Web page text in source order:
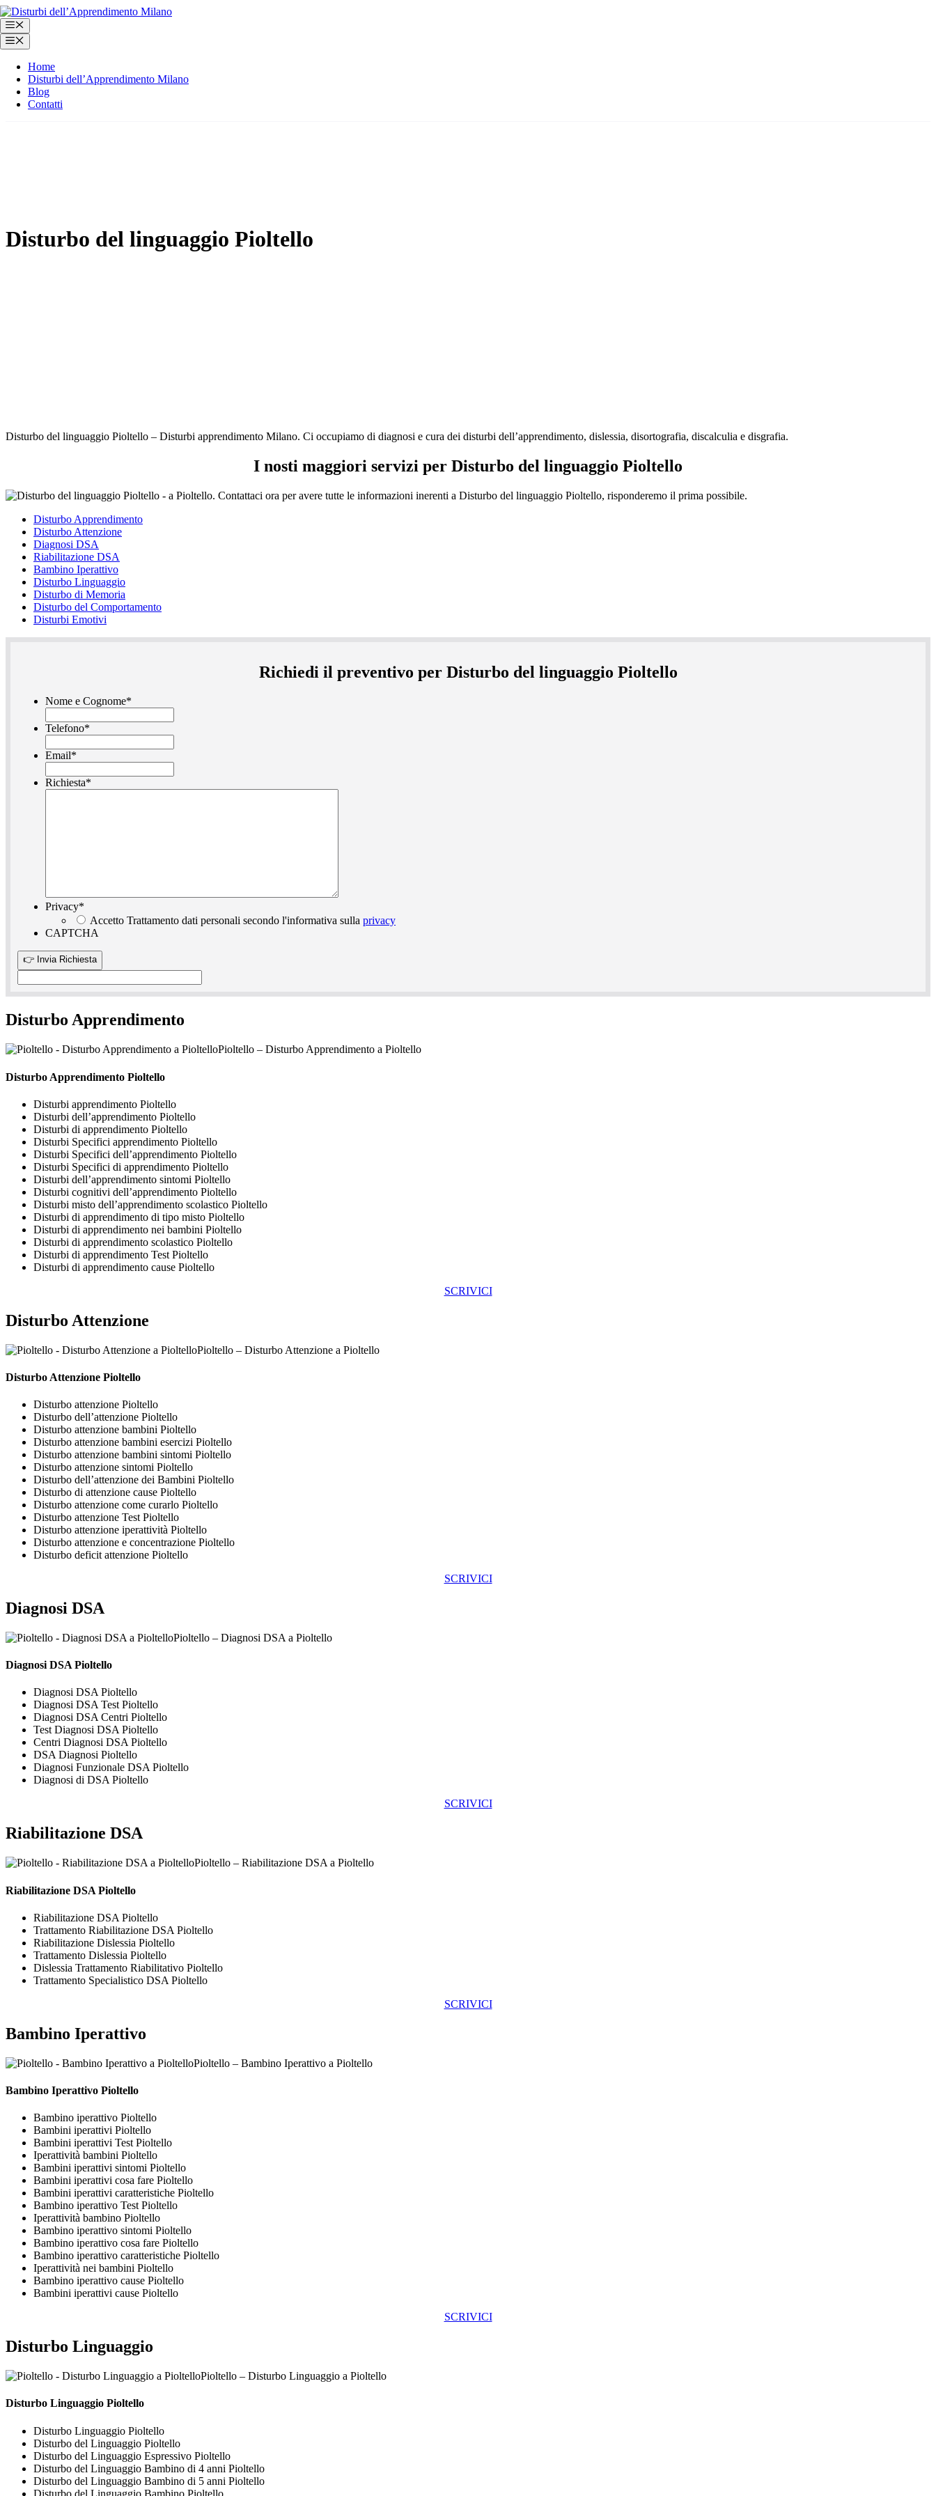
Vai
al
contenuto
Menu
Menu
Home
Disturbi dell’Apprendimento Milano
Blog
Contatti
Disturbo del linguaggio Pioltello
Disturbo del linguaggio Pioltello – Disturbi apprendimento Milano. Ci occupiamo di diagnosi e cura dei disturbi dell’apprendimento, dislessia, disortografia, discalculia e disgrafia.
I nosti maggiori servizi per Disturbo del linguaggio Pioltello
Disturbo Apprendimento
Disturbo Attenzione
Diagnosi DSA
Riabilitazione DSA
Bambino Iperattivo
Disturbo Linguaggio
Disturbo di Memoria
Disturbo del Comportamento
Disturbi Emotivi
Richiedi il preventivo per Disturbo del linguaggio Pioltello
Nome e Cognome*
Telefono*
Email*
Richiesta*
Privacy*
Accetto Trattamento dati personali secondo l'informativa sulla privacy
CAPTCHA
Disturbo Apprendimento
Pioltello – Disturbo Apprendimento a Pioltello
Disturbo Apprendimento Pioltello
Disturbi apprendimento Pioltello
Disturbi dell’apprendimento Pioltello
Disturbi di apprendimento Pioltello
Disturbi Specifici apprendimento Pioltello
Disturbi Specifici dell’apprendimento Pioltello
Disturbi Specifici di apprendimento Pioltello
Disturbi dell’apprendimento sintomi Pioltello
Disturbi cognitivi dell’apprendimento Pioltello
Disturbi misto dell’apprendimento scolastico Pioltello
Disturbi di apprendimento di tipo misto Pioltello
Disturbi di apprendimento nei bambini Pioltello
Disturbi di apprendimento scolastico Pioltello
Disturbi di apprendimento Test Pioltello
Disturbi di apprendimento cause Pioltello
SCRIVICI
Disturbo Attenzione
Pioltello – Disturbo Attenzione a Pioltello
Disturbo Attenzione Pioltello
Disturbo attenzione Pioltello
Disturbo dell’attenzione Pioltello
Disturbo attenzione bambini Pioltello
Disturbo attenzione bambini esercizi Pioltello
Disturbo attenzione bambini sintomi Pioltello
Disturbo attenzione sintomi Pioltello
Disturbo dell’attenzione dei Bambini Pioltello
Disturbo di attenzione cause Pioltello
Disturbo attenzione come curarlo Pioltello
Disturbo attenzione Test Pioltello
Disturbo attenzione iperattività Pioltello
Disturbo attenzione e concentrazione Pioltello
Disturbo deficit attenzione Pioltello
SCRIVICI
Diagnosi DSA
Pioltello – Diagnosi DSA a Pioltello
Diagnosi DSA Pioltello
Diagnosi DSA Pioltello
Diagnosi DSA Test Pioltello
Diagnosi DSA Centri Pioltello
Test Diagnosi DSA Pioltello
Centri Diagnosi DSA Pioltello
DSA Diagnosi Pioltello
Diagnosi Funzionale DSA Pioltello
Diagnosi di DSA Pioltello
SCRIVICI
Riabilitazione DSA
Pioltello – Riabilitazione DSA a Pioltello
Riabilitazione DSA Pioltello
Riabilitazione DSA Pioltello
Trattamento Riabilitazione DSA Pioltello
Riabilitazione Dislessia Pioltello
Trattamento Dislessia Pioltello
Dislessia Trattamento Riabilitativo Pioltello
Trattamento Specialistico DSA Pioltello
SCRIVICI
Bambino Iperattivo
Pioltello – Bambino Iperattivo a Pioltello
Bambino Iperattivo Pioltello
Bambino iperattivo Pioltello
Bambini iperattivi Pioltello
Bambini iperattivi Test Pioltello
Iperattività bambini Pioltello
Bambini iperattivi sintomi Pioltello
Bambini iperattivi cosa fare Pioltello
Bambini iperattivi caratteristiche Pioltello
Bambino iperattivo Test Pioltello
Iperattività bambino Pioltello
Bambino iperattivo sintomi Pioltello
Bambino iperattivo cosa fare Pioltello
Bambino iperattivo caratteristiche Pioltello
Iperattività nei bambini Pioltello
Bambino iperattivo cause Pioltello
Bambini iperattivi cause Pioltello
SCRIVICI
Disturbo Linguaggio
Pioltello – Disturbo Linguaggio a Pioltello
Disturbo Linguaggio Pioltello
Disturbo Linguaggio Pioltello
Disturbo del Linguaggio Pioltello
Disturbo del Linguaggio Espressivo Pioltello
Disturbo del Linguaggio Bambino di 4 anni Pioltello
Disturbo del Linguaggio Bambino di 5 anni Pioltello
Disturbo del Linguaggio Bambino Pioltello